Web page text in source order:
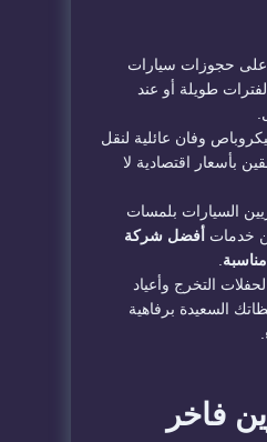
حجوزات سيارات
طويلة أو عند
وفان عائلية لنقل
بأسعار اقتصادية لا
السيارات بلمسات
خدمات أفضل شركة
التخرج وأعياد
السعيدة برفاهية
فاخر